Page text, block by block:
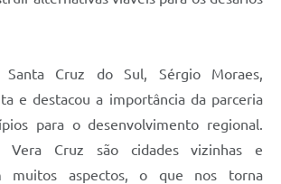
Cruz do Sul, Sérgio Moraes,
e destacou a importância da parceria
para o desenvolvimento regional.
Vera Cruz são cidades vizinhas e
muitos aspectos, o que nos torna